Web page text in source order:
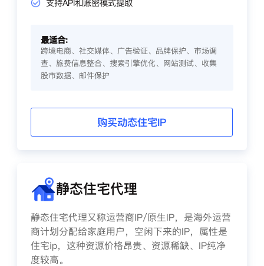
支持API和账密模式提取
最适合:
跨境电商、社交媒体、广告验证、品牌保护、市场调
查、旅费信息整合、搜索引擎优化、网站测试、收集
股市数据、邮件保护
购买动态住宅IP
静态住宅代理
静态住宅代理又称运营商IP/原生IP，是海外运营
商计划分配给家庭用户，空闲下来的IP，属性是
住宅ip，这种资源价格昂贵、资源稀缺、IP纯净
度较高。